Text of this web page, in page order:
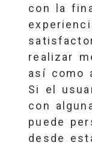
con la
realizar
así como
Si el
con
puede
desde